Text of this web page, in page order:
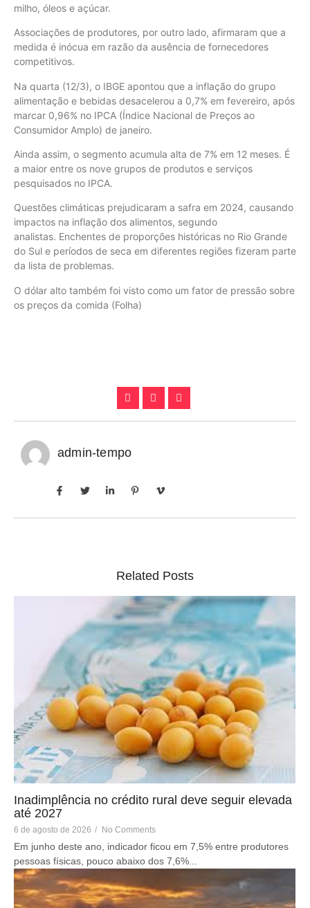
milho, óleos e açúcar.
Associações de produtores, por outro lado, afirmaram que a
medida é inócua em razão da ausência de fornecedores
competitivos.
Na quarta (12/3), o IBGE apontou que a inflação do grupo
alimentação e bebidas desacelerou a 0,7% em fevereiro, após
marcar 0,96% no IPCA (Índice Nacional de Preços ao
Consumidor Amplo) de janeiro.
Ainda assim, o segmento acumula alta de 7% em 12 meses. É
a maior entre os nove grupos de produtos e serviços
pesquisados no IPCA.
Questões climáticas prejudicaram a safra em 2024, causando
impactos na inflação dos alimentos, segundo
analistas. Enchentes de proporções históricas no Rio Grande
do Sul e períodos de seca em diferentes regiões fizeram parte
da lista de problemas.
O dólar alto também foi visto como um fator de pressão sobre
os preços da comida (Folha)
admin-tempo
Related Posts
Inadimplência no crédito rural deve seguir elevada
até 2027
6 de agosto de 2026 / No Comments
Em junho deste ano, indicador ficou em 7,5% entre produtores
pessoas físicas, pouco abaixo dos 7,6%...